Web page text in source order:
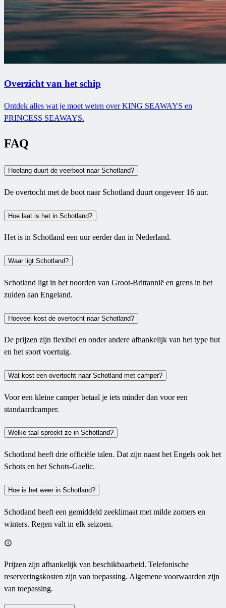
Overzicht van het schip
Ontdek alles wat je moet weten over KING SEAWAYS en
PRINCESS SEAWAYS.
FAQ
Hoelang duurt de veerboot naar Schotland?
De overtocht met de boot naar Schotland duurt ongeveer 16 uur.
Hoe laat is het in Schotland?
Het is in Schotland een uur eerder dan in Nederland.
Waar ligt Schotland?
Schotland ligt in het noorden van Groot-Brittannië en grens in het
zuiden aan Engeland.
Hoeveel kost de overtocht naar Schotland?
De prijzen zijn flexibel en onder andere afhankelijk van het type hut
en het soort voertuig.
Wat kost een overtocht naar Schotland met camper?
Voor een kleine camper betaal je iets minder dan voor een
standaardcamper.
Welke taal spreekt ze in Schotland?
Schotland heeft drie officiële talen. Dat zijn naast het Engels ook het
Schots en het Schots-Gaelic.
Hoe is het weer in Schotland?
Schotland heeft een gemiddeld zeeklimaat met milde zomers en
winters. Regen valt in elk seizoen.
Prijzen zijn afhankelijk van beschikbaarheid. Telefonische
reserveringskosten zijn van toepassing. Algemene voorwaarden zijn
van toepassing.